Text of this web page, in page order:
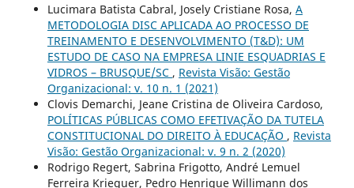
Lucimara Batista Cabral, Josely Cristiane Rosa, A
METODOLOGIA DISC APLICADA AO PROCESSO DE
TREINAMENTO E DESENVOLVIMENTO (T&D): UM
ESTUDO DE CASO NA EMPRESA LINIE ESQUADRIAS E
VIDROS – BRUSQUE/SC , Revista Visão: Gestão
Organizacional: v. 10 n. 1 (2021)
Clovis Demarchi, Jeane Cristina de Oliveira Cardoso,
POLÍTICAS PÚBLICAS COMO EFETIVAÇÃO DA TUTELA
CONSTITUCIONAL DO DIREITO À EDUCAÇÃO , Revista
Visão: Gestão Organizacional: v. 9 n. 2 (2020)
Rodrigo Regert, Sabrina Frigotto, André Lemuel
Ferreira Krieguer, Pedro Henrique Willimann dos